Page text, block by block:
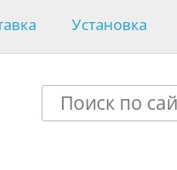
Установка